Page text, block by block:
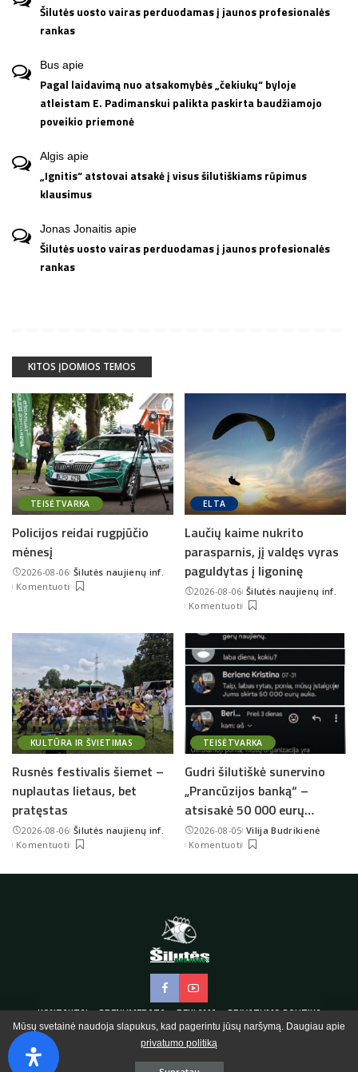
Šilutės uosto vairas perduodamas į jaunos profesionalės
rankas
Bus apie
Pagal laidavimą nuo atsakomybės „čekiukų“ byloje
atleistam E. Padimanskui palikta paskirta baudžiamojo
poveikio priemonė
Algis apie
„Ignitis“ atstovai atsakė į visus šilutiškiams rūpimus
klausimus
Jonas Jonaitis apie
Šilutės uosto vairas perduodamas į jaunos profesionalės
rankas
KITOS ĮDOMIOS TEMOS
TEISĖTVARKA
Policijos reidai rugpjūčio
mėnesį
2026-08-06Posted
by
Šilutės naujienų inf.
Komentuoti
ELTA
Laučių kaime nukrito
parasparnis, jį valdęs vyras
paguldytas į ligoninę
2026-08-06Posted
by
Šilutės naujienų inf.
Komentuoti
KULTŪRA IR ŠVIETIMAS
Rusnės festivalis šiemet –
nuplautas lietaus, bet
pratęstas
2026-08-06Posted
by
Šilutės naujienų inf.
Komentuoti
TEISĖTVARKA
Gudri šilutiškė sunervino
„Prancūzijos banką“ –
atsisakė 50 000 eurų…
2026-08-05Posted
by
Vilija Budrikienė
Komentuoti
KONTAKTAI PRENUMERATA REKLAMA PRIVATUMO POLITIKA
Mūsų svetainė naudoja slapukus, kad pagerintu jūsų naršymą. Daugiau apie
privatumo politiką